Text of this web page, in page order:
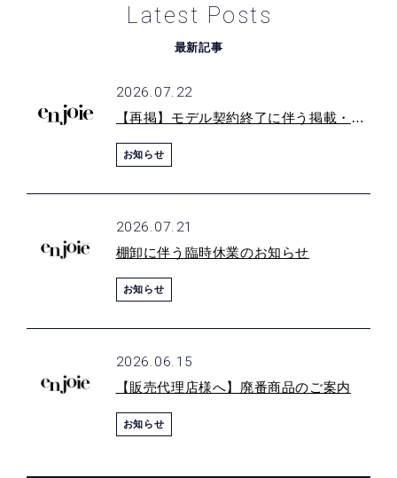
販売代理店発注・在庫照会
販売代理店募集
Latest Posts
最新記事
2026.07.22
【再掲】モデル契約終了に伴う掲載・露出停止のお願い
お知らせ
2026.07.21
棚卸に伴う臨時休業のお知らせ
お知らせ
2026.06.15
【販売代理店様へ】廃番商品のご案内
お知らせ